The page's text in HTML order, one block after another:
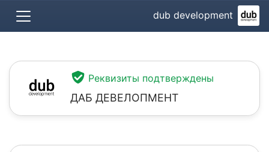
dub development
Реквизиты подтверждены
ДАБ ДЕВЕЛОПМЕНТ